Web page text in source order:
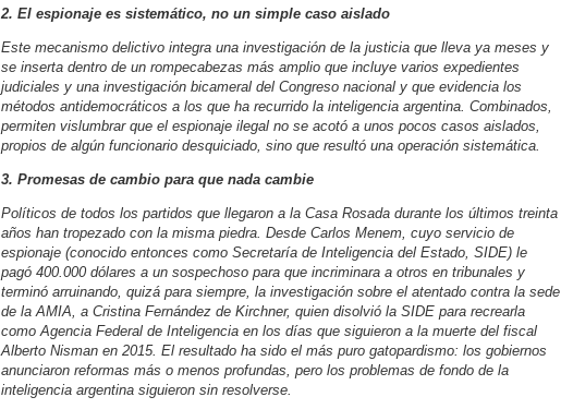
2. El espionaje es sistemático, no un simple caso aislado
Este mecanismo delictivo integra una investigación de la justicia que lleva ya meses y
se inserta dentro de un rompecabezas más amplio que incluye varios expedientes
judiciales y una investigación bicameral del Congreso nacional y que evidencia los
métodos antidemocráticos a los que ha recurrido la inteligencia argentina. Combinados,
permiten vislumbrar que el espionaje ilegal no se acotó a unos pocos casos aislados,
propios de algún funcionario desquiciado, sino que resultó una operación sistemática.
3. Promesas de cambio para que nada cambie
Políticos de todos los partidos que llegaron a la Casa Rosada durante los últimos treinta
años han tropezado con la misma piedra. Desde Carlos Menem, cuyo servicio de
espionaje (conocido entonces como Secretaría de Inteligencia del Estado, SIDE) le
pagó 400.000 dólares a un sospechoso para que incriminara a otros en tribunales y
terminó arruinando, quizá para siempre, la investigación sobre el atentado contra la sede
de la AMIA, a Cristina Fernández de Kirchner, quien disolvió la SIDE para recrearla
como Agencia Federal de Inteligencia en los días que siguieron a la muerte del fiscal
Alberto Nisman en 2015. El resultado ha sido el más puro gatopardismo: los gobiernos
anunciaron reformas más o menos profundas, pero los problemas de fondo de la
inteligencia argentina siguieron sin resolverse.